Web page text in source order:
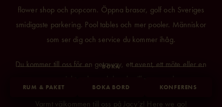
flower shop och popcorn. Öppna brasor, golf och Sveriges
smidigaste parkering. Pool tables och mer pooler. Människor
som ser dig och service du kommer ihåg.
Du kommer till oss för en getaway, ett event, ett möte eller en
one-night-only med den du vill vara med.
Varmt välkommen till oss på Jacy’z! Here we go!
BOKA
RUM & PAKET BOKA BORD KONFERENS